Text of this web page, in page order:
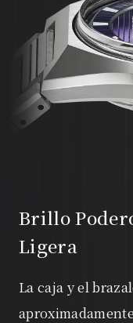
Brillo
Ligera
La caja y el